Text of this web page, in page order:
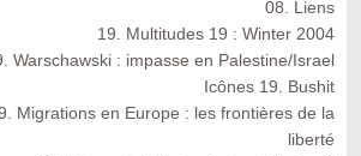
08. Liens
19. Multitudes 19 : Winter 2004
Warschawski : impasse en Palestine/Israel
Icônes 19. Bushit
Migrations en Europe : les frontières de la
liberté